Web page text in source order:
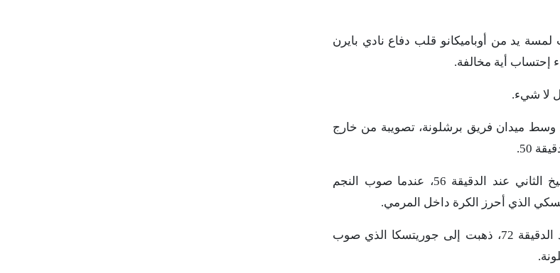
يد من أوباميكانو قلب دفاع نادي بايرن
وسط ميدان فريق برشلونة، تصويبة من خارج
50.
وتمكن النجم ليفاندوفسكي من إحراز هدف فريقه بايرن ميونيخ الثاني عند الدقيقة 56، عندما صوب النجم
الذي أحرز الكرة داخل المرمي.
واعطي جنابري أسيست رائع داخل دفاعات نادي برشلونة، عند الدقيقة 72، ذهبت إلى جوريتسكا الذي صوب